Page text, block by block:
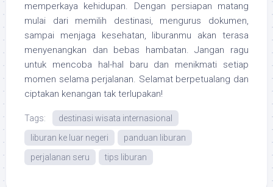
memperkaya kehidupan. Dengan persiapan matang
mulai dari memilih destinasi, mengurus dokumen,
sampai menjaga kesehatan, liburanmu akan terasa
menyenangkan dan bebas hambatan. Jangan ragu
untuk mencoba hal-hal baru dan menikmati setiap
momen selama perjalanan. Selamat berpetualang dan
ciptakan kenangan tak terlupakan!
Tags:
destinasi wisata internasional
liburan ke luar negeri
panduan liburan
perjalanan seru
tips liburan